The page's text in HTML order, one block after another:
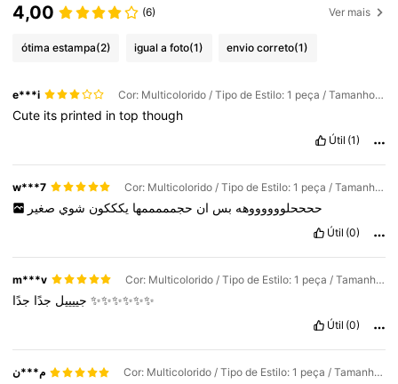
4,00 (6) Ver mais
ótima estampa(2) igual a foto(1) envio correto(1)
e***i Cor: Multicolorido / Tipo de Estilo: 1 peça / Tamanho: Versão com renda pequena e pérolas
Cute its printed intopthough
Útil (1)
w***7 Cor: Multicolorido / Tipo de Estilo: 1 peça / Tamanho: Versão com renda pequena e pérolas
ححححلووووووهه بس ان حجمممممها يكككون شوي صغير
Útil (0)
m***v Cor: Multicolorido / Tipo de Estilo: 1 peça / Tamanho: Estilo 2
جييييل جدًا جدًا✨✨✨✨✨✨
Útil (0)
م***ن Cor: Multicolorido / Tipo de Estilo: 1 peça / Tamanho: Estilo 1